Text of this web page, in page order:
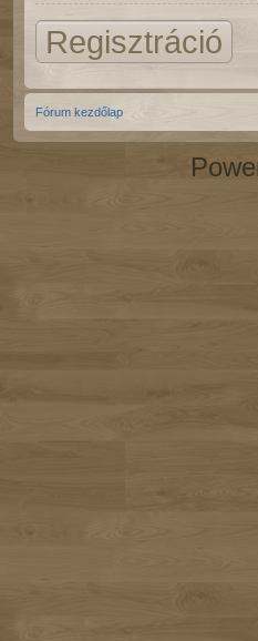
Regisztráció
Fórum kezdőlap